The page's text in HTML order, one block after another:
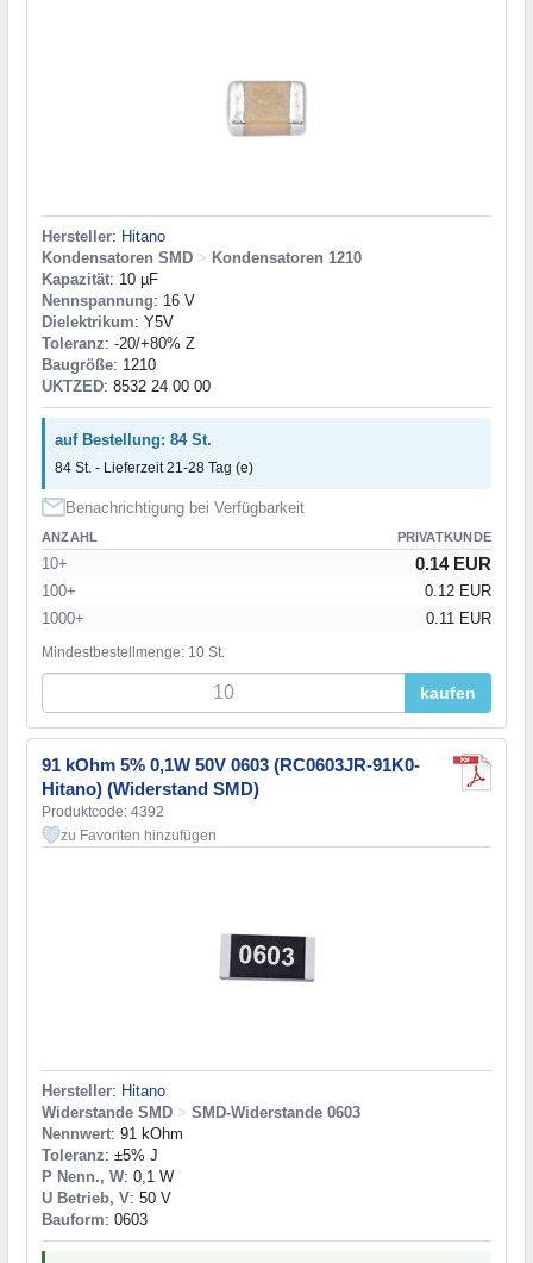
Hersteller: Hitano
Kondensatoren SMD > Kondensatoren 1210
Kapazität: 10 µF
Nennspannung: 16 V
Dielektrikum: Y5V
Toleranz: -20/+80% Z
Baugröße: 1210
UKTZED: 8532 24 00 00
auf Bestellung: 84 St.
84 St. - Lieferzeit 21-28 Tag (e)
Benachrichtigung bei Verfügbarkeit
ANZAHL PRIVATKUNDE
10+ 0.14 EUR
100+
0.12 EUR
1000+
0.11 EUR
Mindestbestellmenge: 10 St.
kaufen
91 kOhm 5% 0,1W 50V 0603 (RC0603JR-91K0-
Hitano) (Widerstand SMD)
Produktcode: 4392
zu Favoriten hinzufügen
Hersteller: Hitano
Widerstande SMD > SMD-Widerstande 0603
Nennwert: 91 kOhm
Toleranz: ±5% J
P Nenn., W: 0,1 W
U Betrieb, V: 50 V
Bauform: 0603